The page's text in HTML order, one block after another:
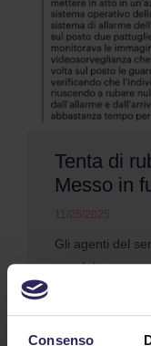
Consenso
Tenta di
Messo in
11/25/2025
Gli agenti del
sventato un
cercando di
Continua a